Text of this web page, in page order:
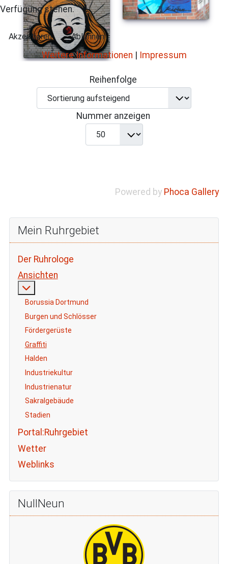
Reihenfolge
Nummer anzeigen
Powered by Phoca Gallery
Mein Ruhrgebiet
Der Ruhrologe
Ansichten
Weitere Informationen: Ansichten
Borussia Dortmund
Burgen und Schlösser
Fördergerüste
Graffiti
Halden
Industriekultur
Industrienatur
Sakralgebäude
Stadien
Portal:Ruhrgebiet
Wetter
Weblinks
NullNeun
Verfügung stehen.
Akzeptieren Ablehnen
Weitere Informationen Impressum